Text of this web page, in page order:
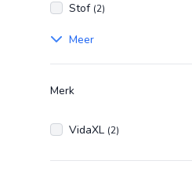
Stof (2)
Meer
Merk
VidaXL (2)